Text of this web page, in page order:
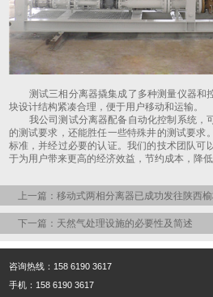
测试三相分离器撬集成了多种测量仪器和
块设计结构紧凑合理，便于用户移动和运输。
我公司测试分离器配备自动化控制系统，
的测试要求，还能胜任一些特殊井的测试要求
标准，并经过必要的认证。我们的技术团队可
于为用户带来更高的经济效益，节约成本，降低
上一篇：移动式两相分离器已成功发往陕西
下一篇：天然气处理设施的必要性及简述
咨询热线：158 6190 3617
手机：158 6190 3617